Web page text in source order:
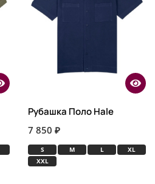
Рубашка Поло Hale
7 850 ₽
S M L
XL
XXL